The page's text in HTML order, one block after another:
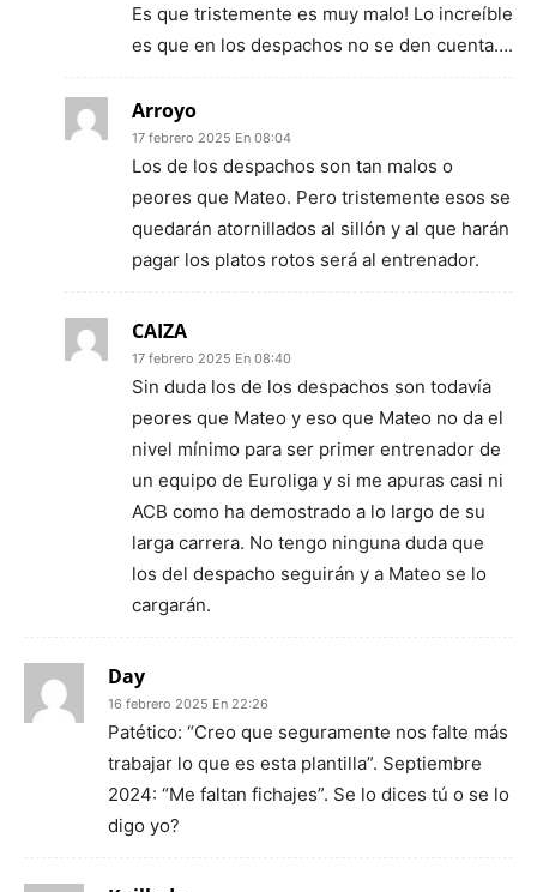
Es que tristemente es muy malo! Lo increíble
es que en los despachos no se den cuenta….
Arroyo
17 febrero 2025 En 08:04
Los de los despachos son tan malos o
peores que Mateo. Pero tristemente esos se
quedarán atornillados al sillón y al que harán
pagar los platos rotos será al entrenador.
CAIZA
17 febrero 2025 En 08:40
Sin duda los de los despachos son todavía
peores que Mateo y eso que Mateo no da el
nivel mínimo para ser primer entrenador de
un equipo de Euroliga y si me apuras casi ni
ACB como ha demostrado a lo largo de su
larga carrera. No tengo ninguna duda que
los del despacho seguirán y a Mateo se lo
cargarán.
Day
16 febrero 2025 En 22:26
Patético: “Creo que seguramente nos falte más
trabajar lo que es esta plantilla”. Septiembre
2024: “Me faltan fichajes”. Se lo dices tú o se lo
digo yo?